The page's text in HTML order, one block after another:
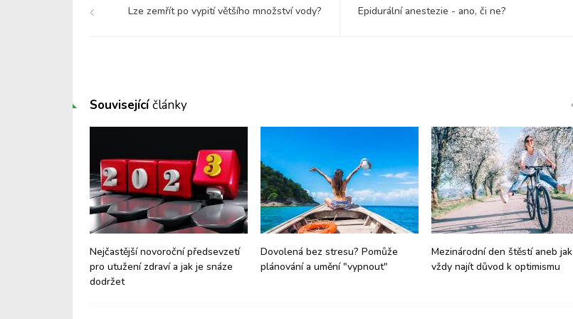
Lze zemřít po vypití většího množství vody? Epidurální anestezie - ano, či ne?
Souvisejícíčlánky
Nejčastější novoroční předsevzetí
pro utužení zdraví a jak je snáze
dodržet
Dovolená bez stresu? Pomůže
plánování a umění "vypnout"
Mezinárodní den štěstí aneb jak
vždy najít důvod k optimismu